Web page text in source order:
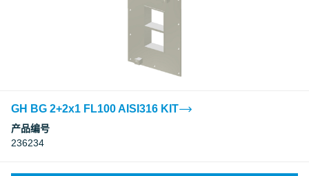
GH BG 2+2x1 FL100 AISI316 KIT
产品编号
236234